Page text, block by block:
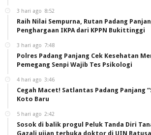
3 hari ago 8:52
Raih Nilai Sempurna, Rutan Padang
Penghargaan IKPA dari KPPN Bukittinggi
3 hari ago 7:48
Polres Padang Panjang Cek Kesehatan
Pemegang Senpi Wajib Tes Psikologi
4 hari ago 3:46
Cegah Macet! Satlantas Padang Panjang
Koto Baru
5 hari ago 2:42
Sosok di balik progul Peluk Tanda Diri
Gazali ujian terbuka doktor di UIN